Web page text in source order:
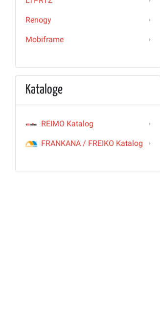
Renogy
Mobiframe
Kataloge
REIMO Katalog
FRANKANA / FREIKO Katalog